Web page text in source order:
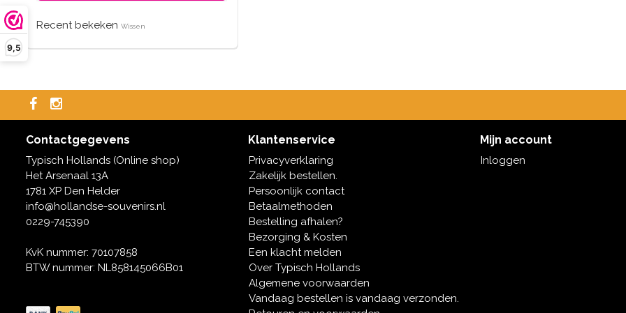
9,5
Recent bekeken Wissen
Contactgegevens
Typisch Hollands (Online shop)
Het Arsenaal 13A
1781 XP Den Helder
info@hollandse-souvenirs.nl
0229-745390
KvK nummer: 70107858
BTW nummer: NL858145066B01
Klantenservice
Privacyverklaring
Zakelijk bestellen.
Persoonlijk contact
Betaalmethoden
Bestelling afhalen?
Bezorging & Kosten
Een klacht melden
Over Typisch Hollands
Algemene voorwaarden
Vandaag bestellen is vandaag verzonden.
Mijn account
Inloggen